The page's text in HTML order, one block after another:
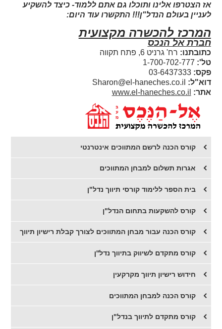
אז הצטרפו אלינו ותוכלו גם אתם ללמוד- כיצד להשקיע
לעניין בעולם הנדל"ן!!! התקשרו עוד היום:
המרכז להכשרה מקצועית
חברת אל הנכס
כתובתנו: רח' גרניט 6, פתח תקווה
טל': 1-700-702-777
פקס:03-6437333
דוא"ל: Sharon@el-haneches.co.il
אתר: www.el-haneches.co.il
קורס הכנה לרשם המתווכים אינטרנטי
אגרות תשלום למבחן המתווכים
בית הספר ללימוד קורסי תיווך נדל"ן
קורס להשקעות בתחום הנדל"ן
קורס הכנה עבור מבחן המתווכים לצורך קבלת רישיון תיווך
קורס מתקדם לשיווק בתיווך נדל''ן
חידוש רישיון תיווך מקרקעין
קורס הכנה למבחן המתווכים
קורס מתקדם לתיווך בנדל"ן